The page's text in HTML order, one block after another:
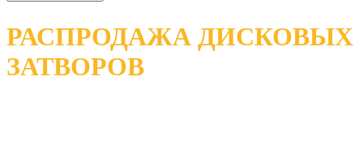
РАСПРОДАЖА ДИСКОВЫХ
ЗАТВОРОВ